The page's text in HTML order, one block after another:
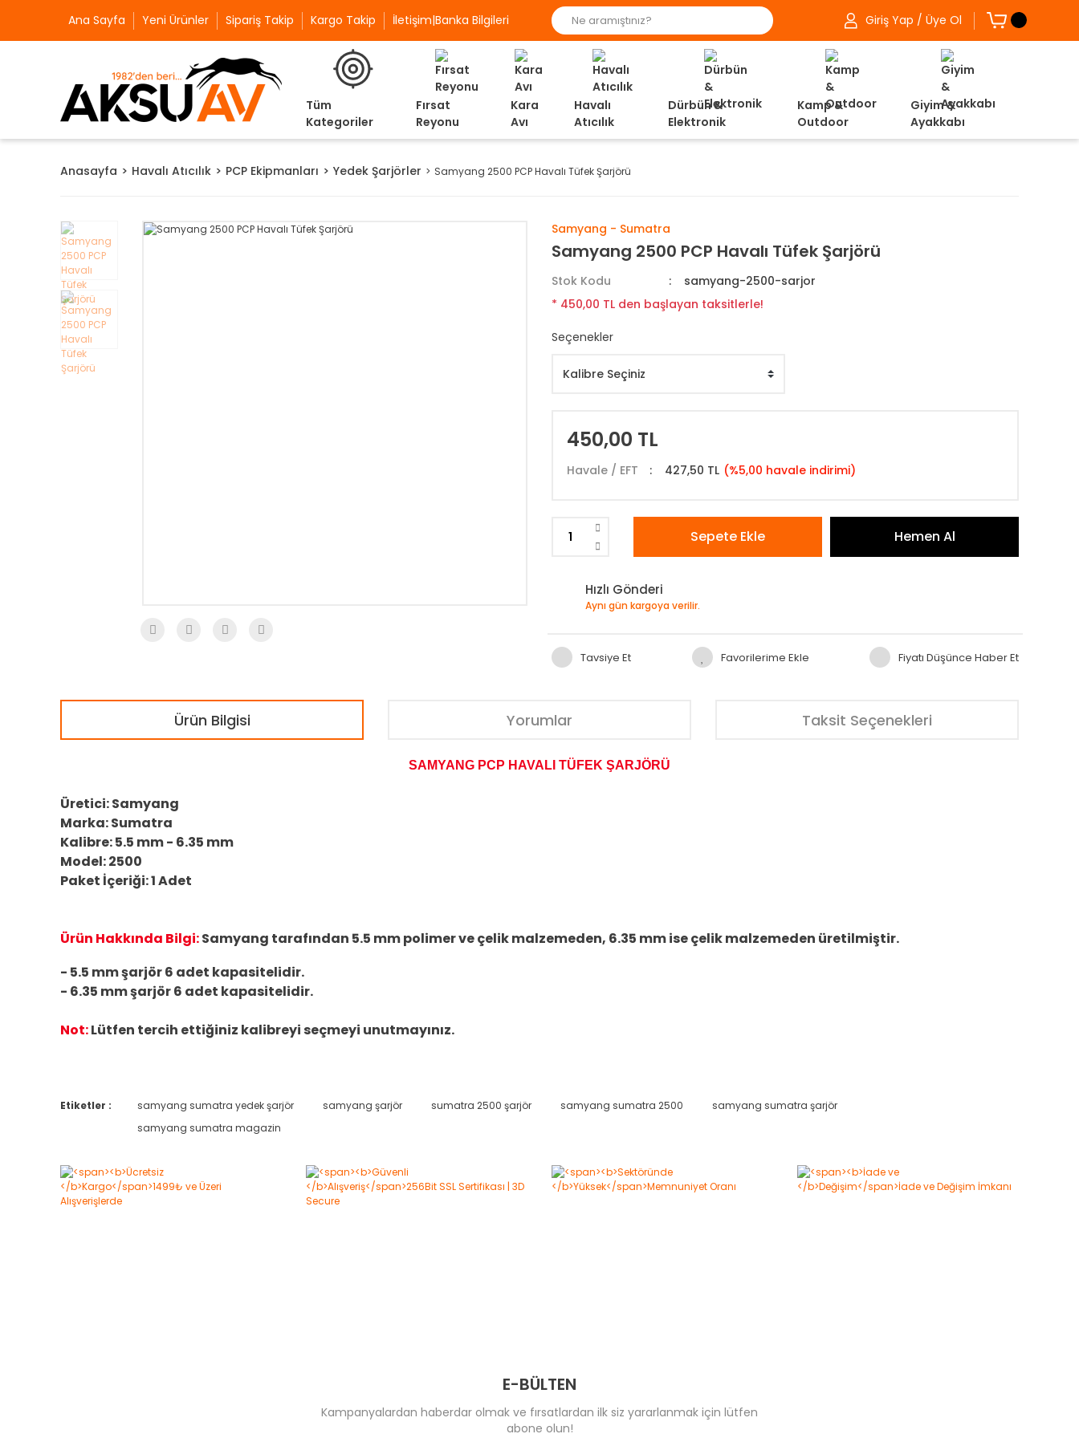
Ana Sayfa Yeni Ürünler Sipariş Takip Kargo Takip İletişim|Banka Bilgileri Giriş Yap / Üye Ol
Tüm
Kategoriler
Fırsat
Reyonu
Kara
Avı
Havalı
Atıcılık
Dürbün &
Elektronik
Kamp &
Outdoor
Giyim &
Ayakkabı
Anasayfa Havalı Atıcılık PCP Ekipmanları Yedek Şarjörler Samyang 2500 PCP Havalı Tüfek Şarjörü
Samyang - Sumatra
Samyang 2500 PCP Havalı Tüfek Şarjörü
Stok Kodu
samyang-2500-sarjor
* 450,00 TL den başlayan taksitlerle!
Seçenekler
450,00 TL
Havale / EFT 427,50 TL (%5,00 havale indirimi)
Sepete Ekle Hemen Al
Hızlı Gönderi
Aynı gün kargoya verilir.
Tavsiye Et Fiyatı Düşünce Haber Et
Ürün Bilgisi Yorumlar Taksit Seçenekleri
SAMYANG PCP HAVALI TÜFEK ŞARJÖRÜ
Üretici: Samyang
Marka: Sumatra
Kalibre: 5.5 mm - 6.35 mm
Model: 2500
Paket İçeriği: 1 Adet
Ürün Hakkında Bilgi:Samyang tarafından 5.5 mm polimer ve çelik malzemeden, 6.35 mm ise çelik malzemeden üretilmiştir.
- 5.5 mm şarjör 6 adet kapasitelidir.
- 6.35 mm şarjör 6 adet kapasitelidir.
Not:Lütfen tercih ettiğiniz kalibreyi seçmeyi unutmayınız.
Yorum Yaz
Etiketler : samyang sumatra yedek şarjör samyang şarjör sumatra 2500 şarjör samyang sumatra 2500
samyang sumatra şarjör
samyang sumatra magazin
E-BÜLTEN
Kampanyalardan haberdar olmak ve fırsatlardan ilk siz yararlanmak için lütfen
abone olun!